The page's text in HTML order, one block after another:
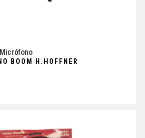
BOOM H.HOFFNER